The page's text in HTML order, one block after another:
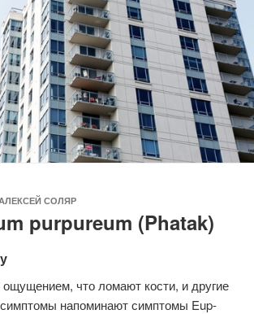
СОЛЯР
purpureum (Phatak)
что ломают кости, и другие
напоминают симптомы Eup-